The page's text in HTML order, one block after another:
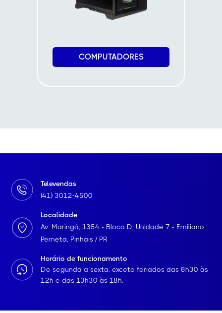
COMPUTADORES
Televendas
(41) 3012-4500
Localidade
Av. Maringá, 1354 - Bloco D, Unidade 7 - Emiliano
Perneta, Pinhais / PR
Horário de funcionamento
De segunda a sexta, exceto feriados das 8h30 às
12h e das 13h30 às 18h.